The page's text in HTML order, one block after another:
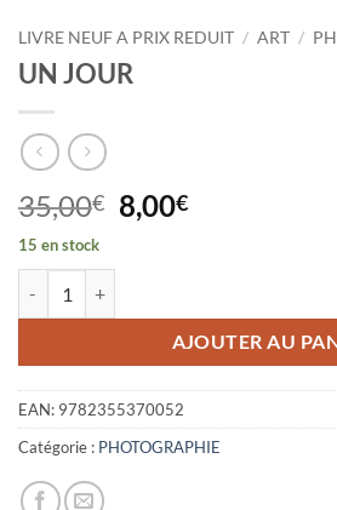
LIVRE NEUF A PRIX REDUIT / ART /
UN JOUR
35,00€ Le
prix
35,00€.
8,00€Le
8,00€.
15 en stock
AJOUTER AU
EAN: 9782355370052
Catégorie : PHOTOGRAPHIE